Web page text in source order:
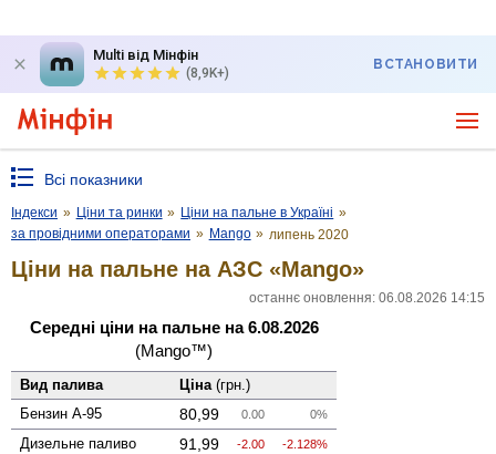
Multi від Мінфін
(8,9K+)
ВСТАНОВИТИ
Всі показники
Індекси » Ціни та ринки » Ціни на пальне в Україні »
за провідними операторами » Mango » липень 2020
Ціни на пальне на АЗС «Mango»
останнє оновлення: 06.08.2026 14:15
Середні ціни на пальне на 6.08.2026
(Mango™)
Вид палива Ціна (грн.)
Бензин А-95
80,99 0.00 0%
Дизельне паливо 91,99 -2.00 -2.128%